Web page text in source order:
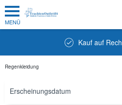
MENÜ
Kauf auf
Regenkleidung